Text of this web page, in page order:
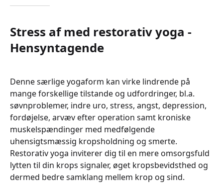
Stress af med restorativ yoga -
Hensyntagende
Denne særlige yogaform kan virke lindrende på
mange forskellige tilstande og udfordringer, bl.a.
søvnproblemer, indre uro, stress, angst, depression,
fordøjelse, arvæv efter operation samt kroniske
muskelspændinger med medfølgende
uhensigtsmæssig kropsholdning og smerte.
Restorativ yoga inviterer dig til en mere omsorgsfuld
lytten til din krops signaler, øget kropsbevidsthed og
dermed bedre samklang mellem krop og sind.